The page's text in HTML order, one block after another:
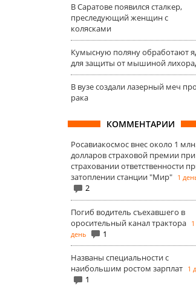
В Саратове появился сталкер,
преследующий женщин с
колясками
Кумысную поляну обработают
для защиты от мышиной
В вузе создали лазерный меч
рака
КОММЕНТАРИИ
Росавиакосмос внес около 1
долларов страховой премии при
страховании ответственности
затоплении станции "Мир" 1
2
Погиб водитель съехавшего в
оросительный канал трактора 1
день
1
Названы специальности с
наибольшим ростом зарплат 1
1